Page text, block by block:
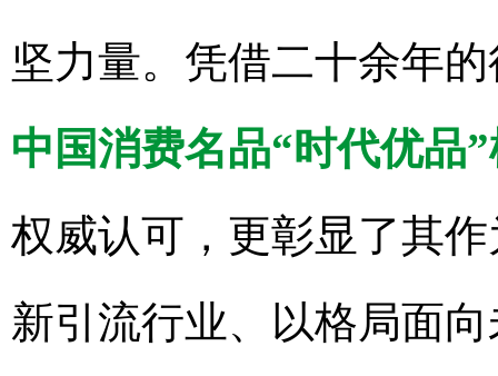
坚力量。凭借二十余年
中国消费名品“时代优品
权威认可，更彰显了其
新引流行业、以格局面